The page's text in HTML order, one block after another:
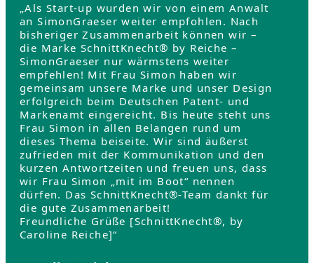
„Als Start-up wurden wir von einem Anwalt
an SimonGraeser weiter empfohlen. Nach
bisheriger Zusammenarbeit können wir –
die Marke SchnittKnecht® by Reiche –
SimonGraeser nur wärmstens weiter
empfehlen! Mit Frau Simon haben wir
gemeinsam unsere Marke und unser Design
erfolgreich beim Deutschen Patent- und
Markenamt eingereicht. Bis heute steht uns
Frau Simon in allen Belangen rund um
dieses Thema beiseite. Wir sind äußerst
zufrieden mit der Kommunikation und den
kurzen Antwortzeiten und freuen uns, dass
wir Frau Simon „mit im Boot“ nennen
dürfen. Das SchnittKnecht®-Team dankt für
die gute Zusammenarbeit!
Freundliche Grüße [SchnittKnecht®, by
Caroline Reiche]“